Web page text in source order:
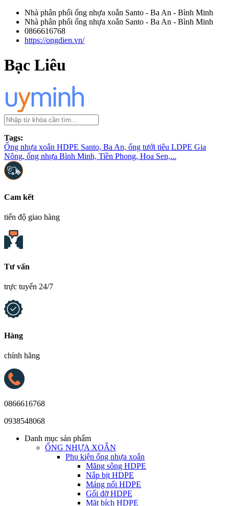
Nhà phân phối ống nhựa xoắn Santo - Ba An - Bình Minh
Nhà phân phối ống nhựa xoắn Santo - Ba An - Bình Minh
0866616768
https://ongdien.vn/
Bạc Liêu
Tags:
Ống nhựa xoắn HDPE Santo, Ba An, ống tưới tiêu LDPE Gia
Nông, ống nhựa Bình Minh, Tiền Phong, Hoa Sen,...
Cam kết
tiến độ giao hàng
Tư vấn
trực tuyến 24/7
Hàng
chính hãng
0866616768
0938548068
Danh mục sản phẩm
ỐNG NHỰA XOẮN
Phụ kiện ống nhựa xoắn
Măng sông HDPE
Nắp bịt HDPE
Máng nối HDPE
Gối đỡ HDPE
Mặt bích HDPE